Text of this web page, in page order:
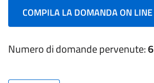
COMPILA LA DOMANDA ON LINE
Numero di domande pervenute:6